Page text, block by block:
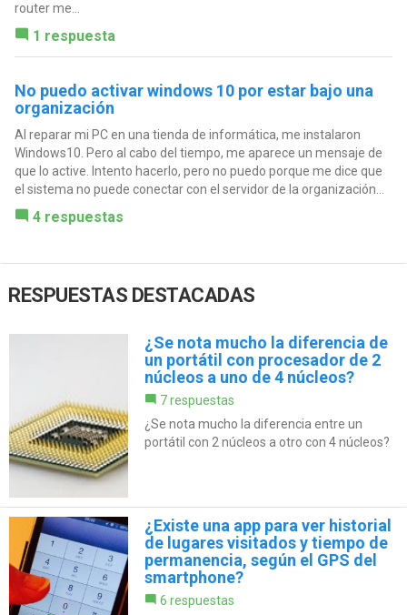
router me...
1 respuesta
No puedo activar windows 10 por estar bajo una
organización
Al reparar mi PC en una tienda de informática, me instalaron
Windows10. Pero al cabo del tiempo, me aparece un mensaje de
que lo active. Intento hacerlo, pero no puedo porque me dice que
el sistema no puede conectar con el servidor de la organización...
4 respuestas
RESPUESTAS DESTACADAS
¿Se nota mucho la diferencia de
un portátil con procesador de 2
núcleos a uno de 4 núcleos?
7 respuestas
¿Se nota mucho la diferencia entre un
portátil con 2 núcleos a otro con 4 núcleos?
¿Existe una app para ver historial
de lugares visitados y tiempo de
permanencia, según el GPS del
smartphone?
6 respuestas